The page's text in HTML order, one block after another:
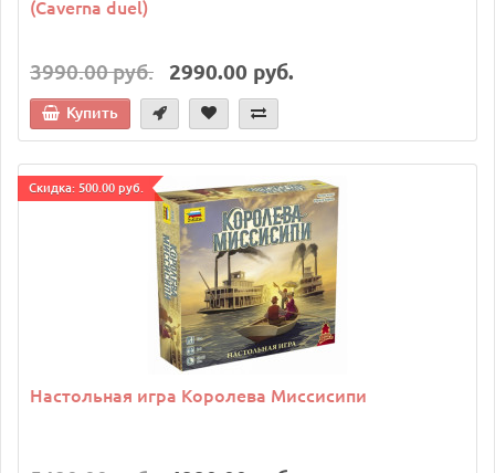
(Caverna duel)
3990.00 руб. 2990.00 руб.
Купить
Cкидка: 500.00 руб.
Настольная игра Королева Миссисипи